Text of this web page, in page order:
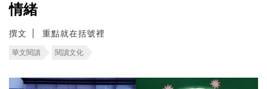
情緒
撰文 重點就在括號裡
華文閱讀 閱讀文化